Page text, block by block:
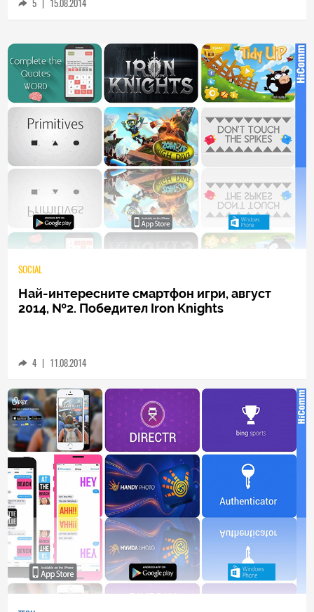
5 | 15.08.2014
SOCIAL
4 | 11.08.2014